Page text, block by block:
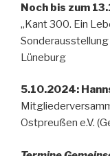
Noch bis zum
„Kant 300. Ein
Lüneburg
5.10.2024:
Ostpreußen e.V.